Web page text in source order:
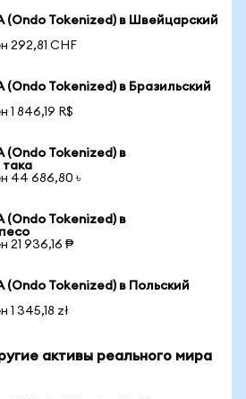
(Ondo Tokenized) в Швейцарский
292,81 CHF
(Ondo Tokenized) в Бразильский
1 846,19 R$
(Ondo Tokenized) в
44 686,80 ৳
(Ondo Tokenized) в
21 936,16 ₱
(Ondo Tokenized) в Польский
1 345,18 zł
активы реального мира